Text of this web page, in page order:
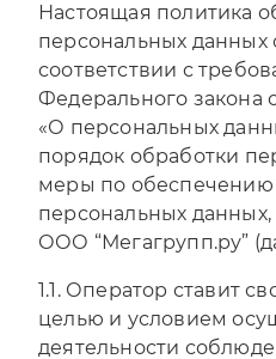
Настоящая политика
персональных данных
соответствии с
Федерального закона
«О персональных
порядок обработки
меры по обеспечению
персональных
ООО “Мегагрупп.ру”
1.1. Оператор ставит
целью и условием
деятельности